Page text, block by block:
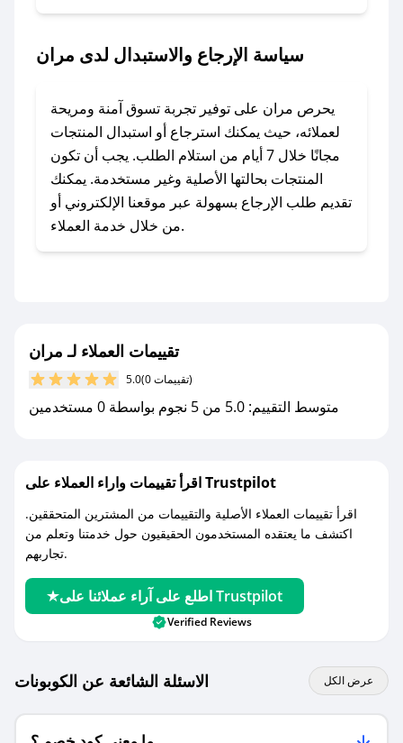
في حال عدم توفر كوبونات لمتجرك المفضل، يمكنك
أسرع وقت ممكن.
### كيف تحصل على كوبونات خصم حصرية من
مران؟
للحصول على كوبونات وخصومات حصرية، قم بما
يلي:
- اضغط على أيقونة متابعة لمتجر مران في تطبيق
صحصح.
مع صحصح، تسوق بذكاء ووفّر على كل مشترياتك مع
سياسة الإرجاع والاستبدال لدى مران
يحرص مران على توفير تجربة تسوق آمنة ومريحة
لعملائه، حيث يمكنك استرجاع أو استبدال المنتجات
مجانًا خلال 7 أيام من استلام الطلب. يجب أن تكون
المنتجات بحالتها الأصلية وغير مستخدمة. يمكنك
تقديم طلب الإرجاع بسهولة عبر موقعنا الإلكتروني أو
من خلال خدمة العملاء.
تقييمات العملاء لـ مران
5.0 (0 تقييمات)
متوسط التقييم: 5.0 من 5 نجوم بواسطة 0 مستخدمين
اقرأ تقييمات واراء العملاء على Trustpilot
اقرأ تقييمات العملاء الأصلية والتقييمات من المشترين المتحققين.
اكتشف ما يعتقده المستخدمون الحقيقيون حول خدمتنا وتعلم من
تجاربهم.
اطلع على آراء عملائنا على Trustpilot
Verified Reviews
الاسئلة الشائعة عن الكوبونات عرض الكل